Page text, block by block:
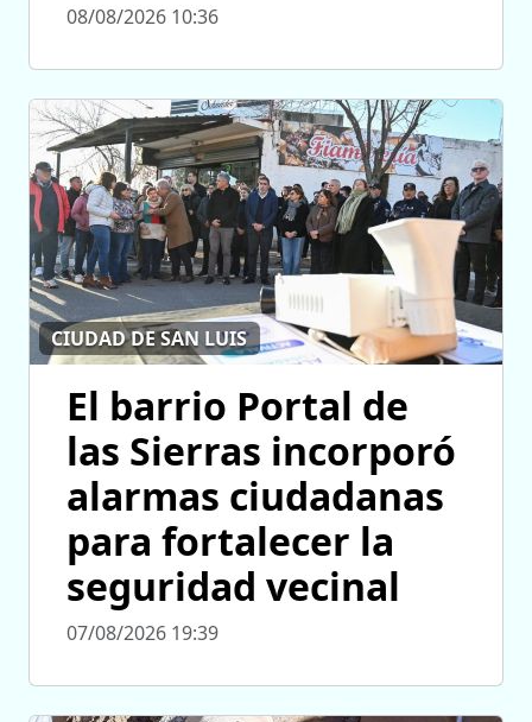
08/08/2026 10:36
CIUDAD DE SAN LUIS
El barrio Portal de
las Sierras incorporó
alarmas ciudadanas
para fortalecer la
seguridad vecinal
07/08/2026 19:39